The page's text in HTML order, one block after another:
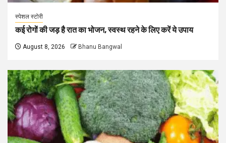
स्पेशल स्टोरी
कई रोगों की जड़ है रात का भोजन, स्वस्थ रहने के लिए करें ये उपाय
August 8, 2026 Bhanu Bangwal